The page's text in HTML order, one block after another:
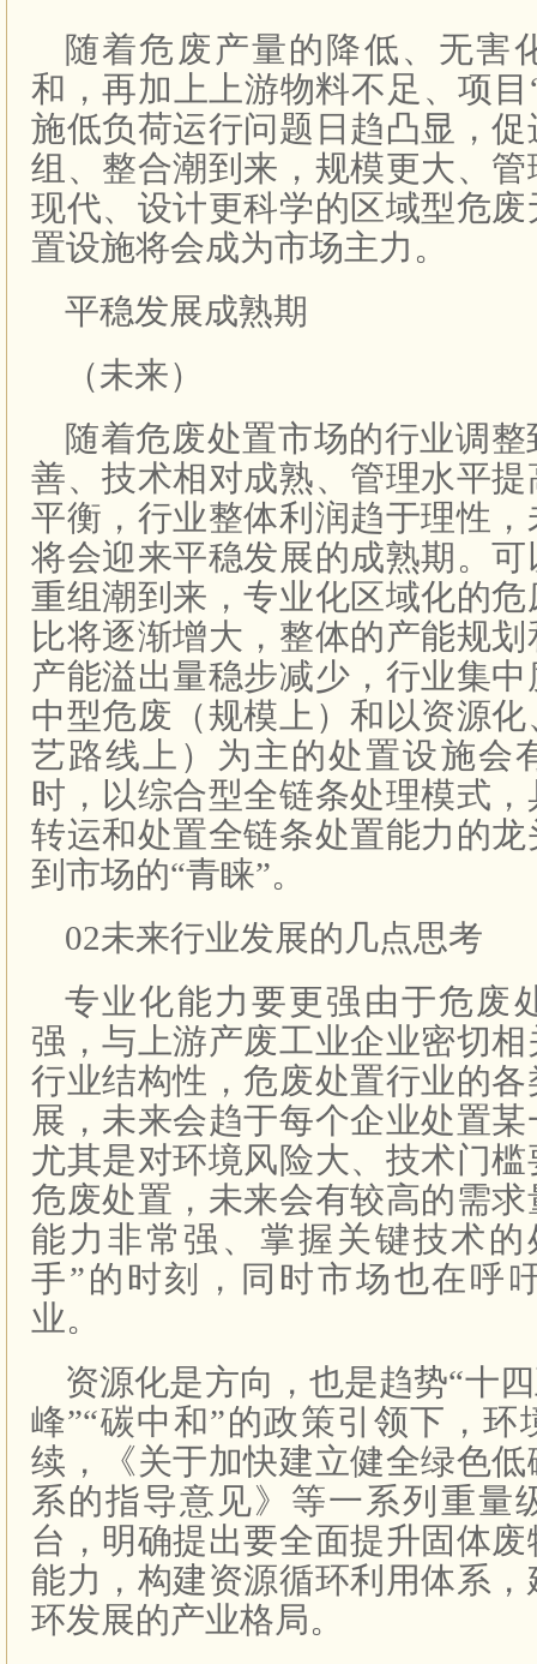
随着危废产量的降低、无害
和，再加上上游物料不足、项
施低负荷运行问题日趋凸显，
组、整合潮到来，规模更大、
现代、设计更科学的区域型危
置设施将会成为市场主力。
平稳发展成熟期
（未来）
随着危废处置市场的行业调
善、技术相对成熟、管理水平
平衡，行业整体利润趋于理性
将会迎来平稳发展的成熟期。
重组潮到来，专业化区域化的
比将逐渐增大，整体的产能规
产能溢出量稳步减少，行业集
中型危废（规模上）和以资源
艺路线上）为主的处置设施会
时，以综合型全链条处理模式
转运和处置全链条处置能力的
到市场的“青睐”。
02未来行业发展的几点思考
专业化能力要更强由于危废
强，与上游产废工业企业密切
行业结构性，危废处置行业的
展，未来会趋于每个企业处置
尤其是对环境风险大、技术门
危废处置，未来会有较高的需
能力非常强、掌握关键技术
手”的时刻，同时市场也在呼
业。
资源化是方向，也是趋势“十
峰”“碳中和”的政策引领下，环
续，《关于加快建立健全绿色
系的指导意见》等一系列重量
台，明确提出要全面提升固体
能力，构建资源循环利用体系
环发展的产业格局。